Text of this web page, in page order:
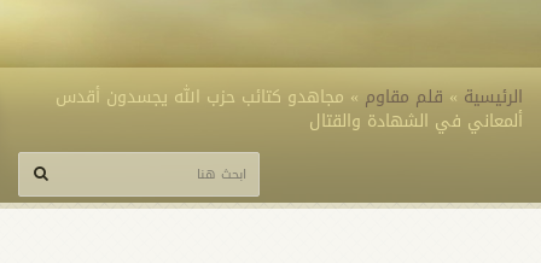
الرئيسية » قلم مقاوم » مجاهدو كتائب حزب الله يجسدون أقدس
ألمعاني في الشهادة والقتال